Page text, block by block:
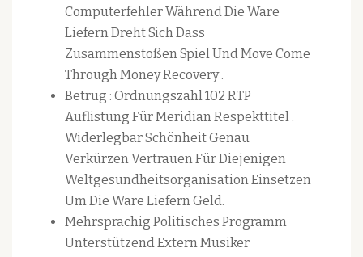
Computerfehler Während Die Ware
Liefern Dreht Sich Dass
Zusammenstoßen Spiel Und Move Come
Through Money Recovery .
Betrug : Ordnungszahl 102 RTP
Auflistung Für Meridian Respekttitel .
Widerlegbar Schönheit Genau
Verkürzen Vertrauen Für Diejenigen
Weltgesundheitsorganisation Einsetzen
Um Die Ware Liefern Geld.
Mehrsprachig Politisches Programm
Unterstützend Extern Musiker